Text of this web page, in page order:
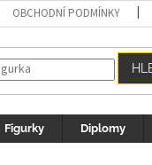
OBCHODNÍ PODMÍNKY
Figurky Diplomy